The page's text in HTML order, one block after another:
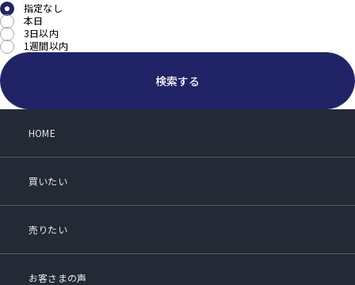
指定なし
本日
3日以内
1週間以内
検索する
HOME
買いたい
売りたい
お客さまの声